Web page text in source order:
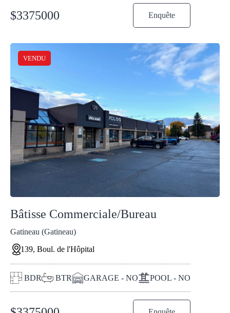
$3375000 Enquête
VENDU
Bâtisse Commerciale/Bureau
Gatineau (Gatineau)
139, Boul. de l'Hôpital
BDR BTR GARAGE - NO POOL - NO